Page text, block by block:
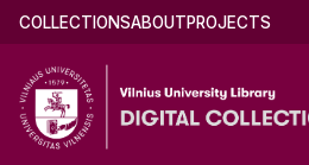
Skip
main
content
Main
(english)
COLLECTIONSABOUTPROJECTS